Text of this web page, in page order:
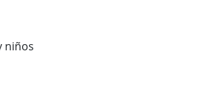
niños